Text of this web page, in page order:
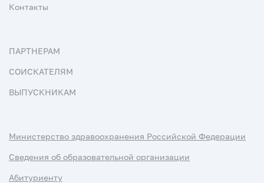
Контакты
ПАРТНЕРАМ
СОИСКАТЕЛЯМ
ВЫПУСКНИКАМ
Министерство здравоохранения Российской Федерации
Сведения об образовательной организации
Абитуриенту